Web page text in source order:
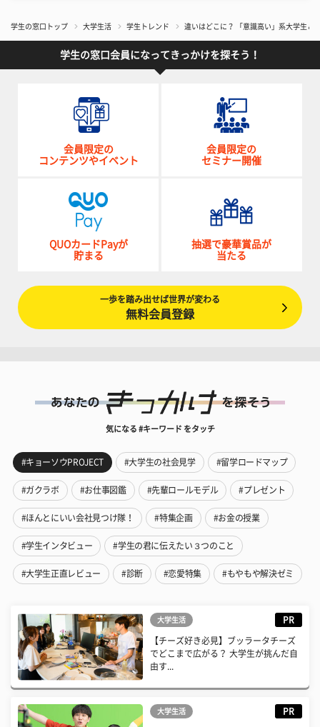
学生の窓口トップ 大学生活 学生トレンド 違いはどこに？ 「意識高い」系大学生＆
学生の窓口会員になってきっかけを探そう！
会員限定の
コンテンツやイベント
会員限定の
セミナー開催
QUOカードPayが
貯まる
抽選で豪華賞品が
当たる
一歩を踏み出せば世界が変わる
無料会員登録
気になる #キーワード をタッチ
#キョーソウPROJECT #大学生の社会見学 #留学ロードマップ
#ガクラボ #お仕事図鑑 #先輩ロールモデル #プレゼント
#ほんとにいい会社見つけ隊！ #特集企画 #お金の授業
#学生インタビュー #学生の君に伝えたい３つのこと
#大学生正直レビュー #診断 #恋愛特集 #もやもや解決ゼミ
大学生活 PR
【チーズ好き必見】ブッラータチーズ
でどこまで広がる？ 大学生が挑んだ自
由す...
大学生活 PR